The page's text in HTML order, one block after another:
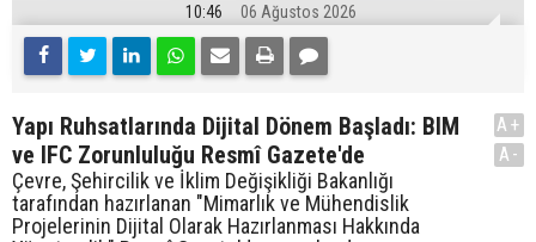
10:46 06 Ağustos 2026
Yapı Ruhsatlarında Dijital Dönem Başladı: BIM
ve IFC Zorunluluğu Resmî Gazete'de
Çevre, Şehircilik ve İklim Değişikliği Bakanlığı
tarafından hazırlanan "Mimarlık ve Mühendislik
Projelerinin Dijital Olarak Hazırlanması Hakkında
A+
A-